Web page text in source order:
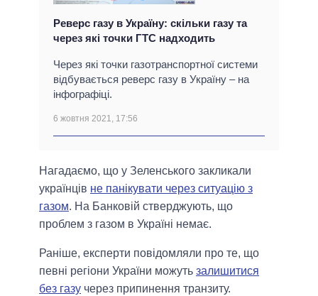
Реверс газу в Україну: скільки газу та
через які точки ГТС надходить
Через які точки газотранспортної системи
відбувається реверс газу в Україну – на
інфографіці.
6 жовтня 2021, 17:56
Нагадаємо, що у Зеленського закликали
українців не панікувати через ситуацію з
газом. На Банковій стверджують, що
проблем з газом в Україні немає.
Раніше, експерти повідомляли про те, що
певні регіони України можуть залишитися
без газу через припинення транзиту.